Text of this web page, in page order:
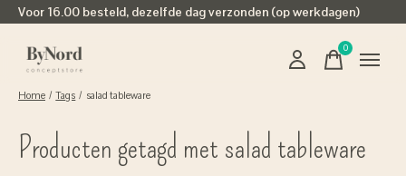
Voor 16.00 besteld, dezelfde dag verzonden (op werkdagen)
0items
Home / Tags / salad tableware
Producten getagd met salad tableware